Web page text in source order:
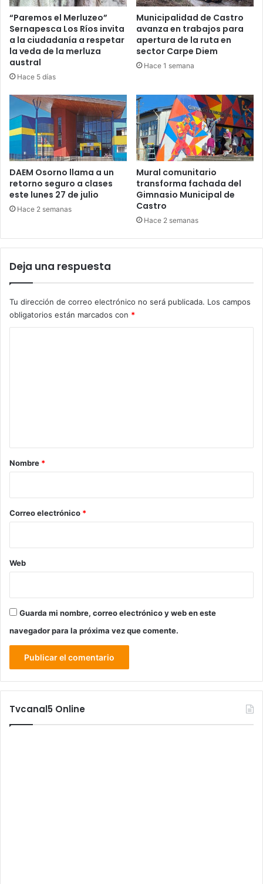
“Paremos el Merluzeo”
Sernapesca Los Ríos invita
a la ciudadanía a respetar
la veda de la merluza
austral
Hace 5 días
Municipalidad de Castro
avanza en trabajos para
apertura de la ruta en
sector Carpe Diem
Hace 1 semana
DAEM Osorno llama a un
retorno seguro a clases
este lunes 27 de julio
Hace 2 semanas
Mural comunitario
transforma fachada del
Gimnasio Municipal de
Castro
Hace 2 semanas
Deja una respuesta
Tu dirección de correo electrónico no será publicada. Los campos
obligatorios están marcados con *
r
*
Nombre *
Correo electrónico *
Web
Guarda mi nombre, correo electrónico y web en este
navegador para la próxima vez que comente.
Tvcanal5 Online